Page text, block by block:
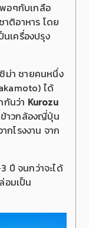
อๆกับเกลือ
ติอาหาร โดย
เครื่องปรุง
ม่า ชายคนหนึ่ง
ได้
นว่า Kurozu
าวกล้องญี่ปุ่น
โรงงาน จาก
ปี จนกว่าจะได้
อมเป็น